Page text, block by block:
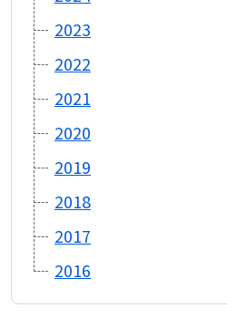
2023
2022
2021
2020
2019
2018
2017
2016